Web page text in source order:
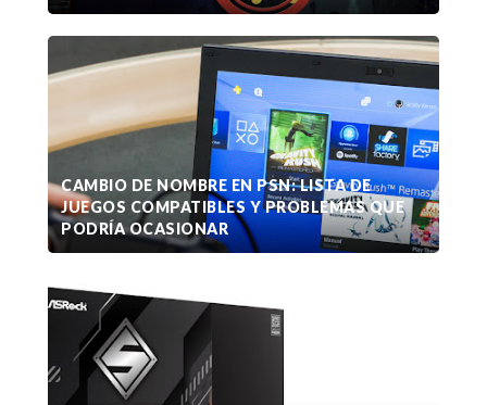
CAMBIO DE NOMBRE EN PSN: LISTA DE
JUEGOS COMPATIBLES Y PROBLEMAS QUE
PODRÍA OCASIONAR